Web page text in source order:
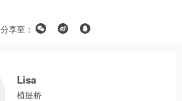
分享至：
Lisa
植提桥